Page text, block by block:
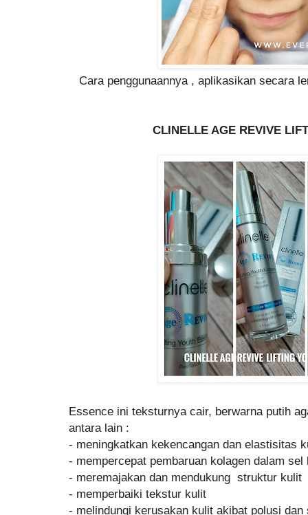
Cara penggunaannya , aplikasikan secara
CLINELLE AGE REVIVE
Essence ini teksturnya cair, berwarna putih
antara lain :
- meningkatkan kekencangan dan elastisitas
- mempercepat pembaruan kolagen dalam
- meremajakan dan mendukung struktur kulit
- memperbaiki tekstur kulit
- melindungi kerusakan kulit akibat polusi